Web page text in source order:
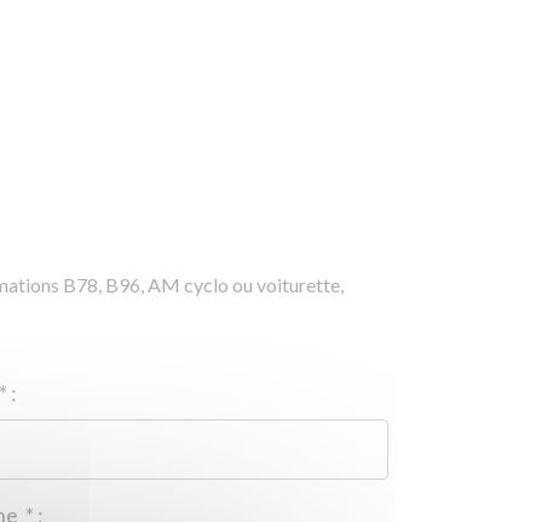
B78, B96, AM cyclo ou voiturette,
* :
* :